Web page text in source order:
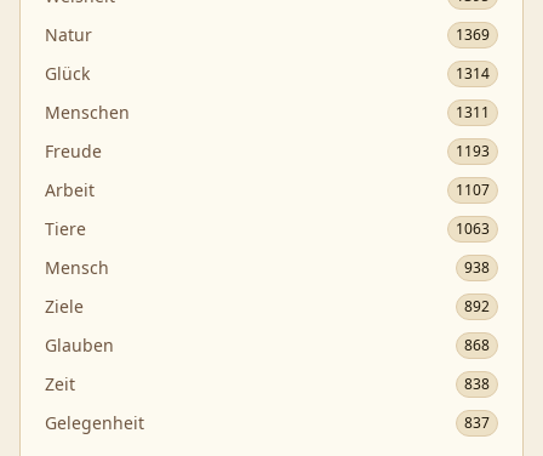
Natur 1369
Glück 1314
Menschen 1311
Freude 1193
Arbeit 1107
Tiere 1063
Mensch 938
Ziele 892
Glauben 868
Zeit 838
Gelegenheit 837